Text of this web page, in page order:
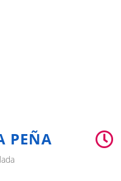
PEÑA 